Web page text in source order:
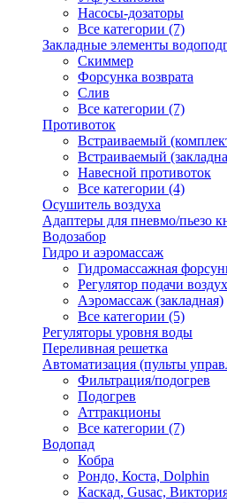
Насосы-дозаторы
Все категории (7)
Закладные элементы
Скиммер
Форсунка возврата
Слив
Все категории (7)
Противоток
Встраиваемый
Встраиваемый
Навесной противоток
Все категории (4)
Осушитель воздуха
Адаптеры для пневмо/пьезо
Водозабор
Гидро и аэромассаж
Гидромассажная
Регулятор подачи
Аэромассаж (закладная)
Все категории (5)
Регуляторы уровня воды
Переливная решетка
Автоматизация (пульты
Фильтрация/подогрев
Подогрев
Аттракционы
Все категории (7)
Водопад
Кобра
Рондо, Коста, Dolphin
Каскад, Gusac,